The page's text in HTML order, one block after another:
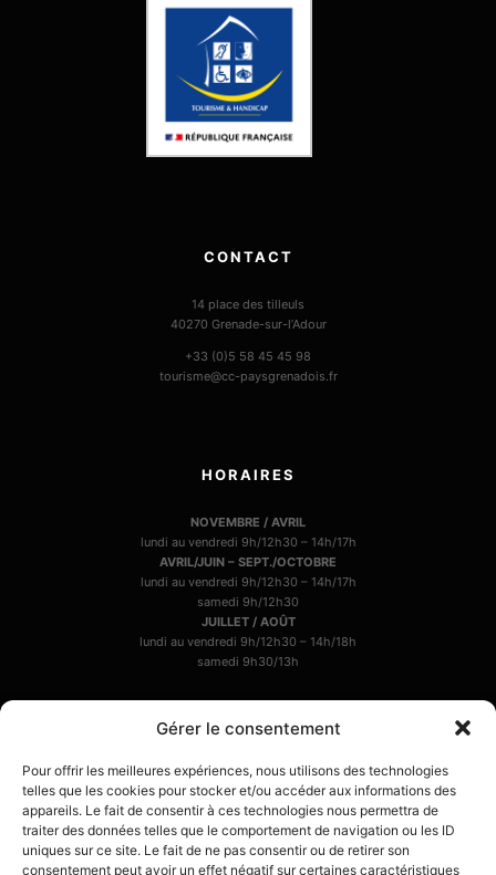
Gérer le consentement
Pour offrir les meilleures expériences, nous utilisons des technologies
telles que les cookies pour stocker et/ou accéder aux informations des
appareils. Le fait de consentir à ces technologies nous permettra de
traiter des données telles que le comportement de navigation ou les ID
uniques sur ce site. Le fait de ne pas consentir ou de retirer son
consentement peut avoir un effet négatif sur certaines caractéristiques
CONTACT
14 place des tilleuls
40270 Grenade-sur-l’Adour
+33 (0)5 58 45 45 98
tourisme@cc-paysgrenadois.fr
HORAIRES
NOVEMBRE / AVRIL
lundi au vendredi 9h/12h30 – 14h/17h
AVRIL/JUIN – SEPT./OCTOBRE
lundi au vendredi 9h/12h30 – 14h/17h
samedi 9h/12h30
JUILLET / AOÛT
lundi au vendredi 9h/12h30 – 14h/18h
samedi 9h30/13h
LE COIN DES ASSOS
LE COIN DES PROS